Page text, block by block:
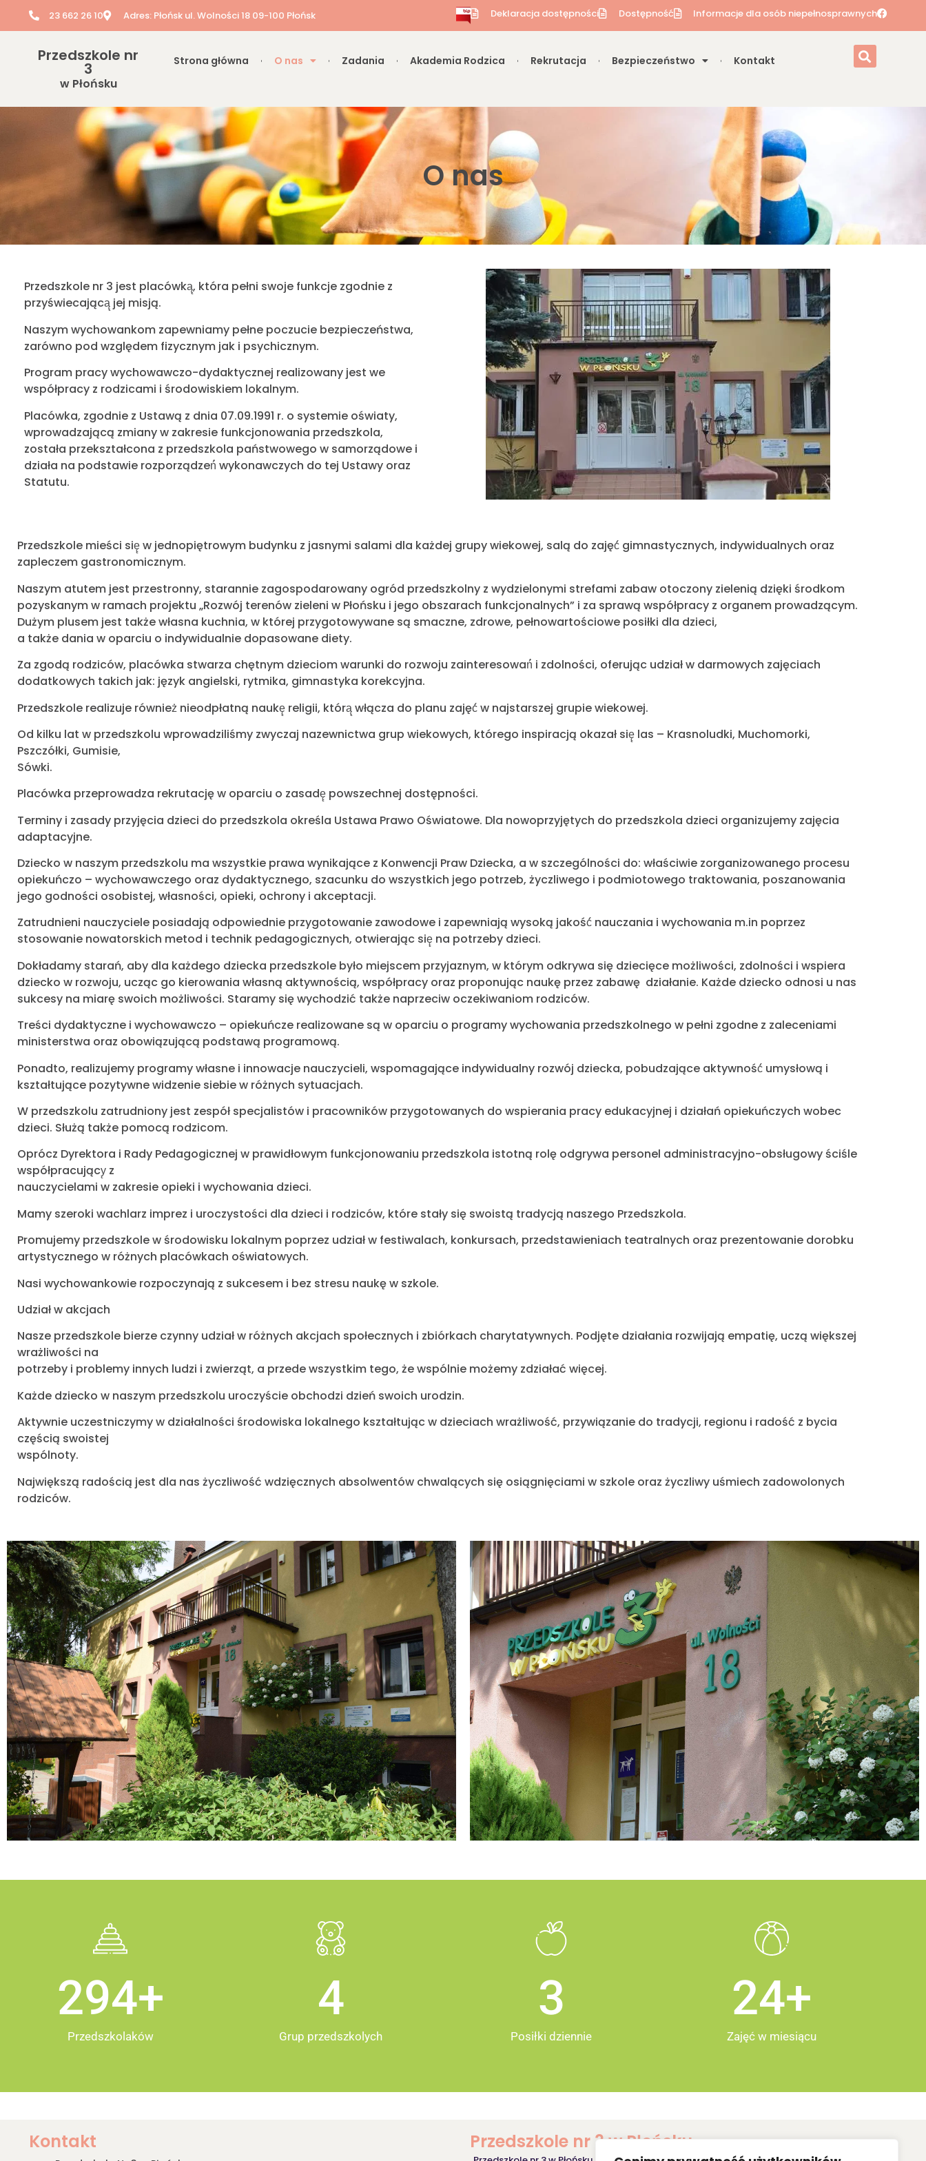
23 662 26 10 Adres: Płońsk ul. Wolności 18 09-100 Płońsk Deklaracja dostępności Dostępność Informacje dla osób niepełnosprawnych
Przedszkole nr
3
w Płońsku
Strona główna O nas Zadania Akademia Rodzica Rekrutacja Bezpieczeństwo Kontakt
O nas
Przedszkole nr 3 jest placówką̨, która pełni swoje funkcje zgodnie z
przyświecającą̨ jej misją.
Naszym wychowankom zapewniamy pełne poczucie bezpieczeństwa,
zarówno pod względem fizycznym jak i psychicznym.
Program pracy wychowawczo-dydaktycznej realizowany jest we
współpracy z rodzicami i środowiskiem lokalnym.
Placówka, zgodnie z Ustawą z dnia 07.09.1991 r. o systemie oświaty,
wprowadzającą zmiany w zakresie funkcjonowania przedszkola,
została przekształcona z przedszkola państwowego w samorządowe i
działa na podstawie rozporządzeń́ wykonawczych do tej Ustawy oraz
Statutu.
Przedszkole mieści się̨ w jednopiętrowym budynku z jasnymi salami dla każdej grupy wiekowej, salą do zajęć́ gimnastycznych, indywidualnych oraz
zapleczem gastronomicznym.
Naszym atutem jest przestronny, starannie zagospodarowany ogród przedszkolny z wydzielonymi strefami zabaw otoczony zielenią dzięki środkom
pozyskanym w ramach projektu „Rozwój terenów zieleni w Płońsku i jego obszarach funkcjonalnych” i za sprawą współpracy z organem prowadzącym.
Dużym plusem jest także własna kuchnia, w której przygotowywane są smaczne, zdrowe, pełnowartościowe posiłki dla dzieci,
a także dania w oparciu o indywidualnie dopasowane diety.
Za zgodą rodziców, placówka stwarza chętnym dzieciom warunki do rozwoju zainteresowań́ i zdolności, oferując udział w darmowych zajęciach
dodatkowych takich jak: język angielski, rytmika, gimnastyka korekcyjna.
Przedszkole realizuje również̇ nieodpłatną naukę̨ religii, którą̨ włącza do planu zajęć́ w najstarszej grupie wiekowej.
Od kilku lat w przedszkolu wprowadziliśmy zwyczaj nazewnictwa grup wiekowych, którego inspiracją okazał się̨ las – Krasnoludki, Muchomorki,
Pszczółki, Gumisie,
Sówki.
Placówka przeprowadza rekrutację w oparciu o zasadę̨ powszechnej dostępności.
Terminy i zasady przyjęcia dzieci do przedszkola określa Ustawa Prawo Oświatowe. Dla nowoprzyjętych do przedszkola dzieci organizujemy zajęcia
adaptacyjne.
Dziecko w naszym przedszkolu ma wszystkie prawa wynikające z Konwencji Praw Dziecka, a w szczególności do: właściwie zorganizowanego procesu
opiekuńczo – wychowawczego oraz dydaktycznego, szacunku do wszystkich jego potrzeb, życzliwego i podmiotowego traktowania, poszanowania
jego godności osobistej, własności, opieki, ochrony i akceptacji.
Zatrudnieni nauczyciele posiadają odpowiednie przygotowanie zawodowe i zapewniają wysoką jakość́ nauczania i wychowania m.in poprzez
stosowanie nowatorskich metod i technik pedagogicznych, otwierając się̨ na potrzeby dzieci.
Dokładamy starań, aby dla każdego dziecka przedszkole było miejscem przyjaznym, w którym odkrywa się dziecięce możliwości, zdolności i wspiera
dziecko w rozwoju, ucząc go kierowania własną aktywnością, współpracy oraz proponując naukę przez zabawę działanie. Każde dziecko odnosi u nas
sukcesy na miarę swoich możliwości. Staramy się wychodzić także naprzeciw oczekiwaniom rodziców.
Treści dydaktyczne i wychowawczo – opiekuńcze realizowane są w oparciu o programy wychowania przedszkolnego w pełni zgodne z zaleceniami
ministerstwa oraz obowiązującą podstawą programową.
Ponadto, realizujemy programy własne i innowacje nauczycieli, wspomagające indywidualny rozwój dziecka, pobudzające aktywność́ umysłową i
kształtujące pozytywne widzenie siebie w różnych sytuacjach.
W przedszkolu zatrudniony jest zespół specjalistów i pracowników przygotowanych do wspierania pracy edukacyjnej i działań opiekuńczych wobec
dzieci. Służą także pomocą rodzicom.
Oprócz Dyrektora i Rady Pedagogicznej w prawidłowym funkcjonowaniu przedszkola istotną rolę odgrywa personel administracyjno-obsługowy ściśle
współpracujący̨ z
nauczycielami w zakresie opieki i wychowania dzieci.
Mamy szeroki wachlarz imprez i uroczystości dla dzieci i rodziców, które stały się swoistą tradycją naszego Przedszkola.
Promujemy przedszkole w środowisku lokalnym poprzez udział w festiwalach, konkursach, przedstawieniach teatralnych oraz prezentowanie dorobku
artystycznego w różnych placówkach oświatowych.
Nasi wychowankowie rozpoczynają z sukcesem i bez stresu naukę w szkole.
Udział w akcjach
Nasze przedszkole bierze czynny udział w różnych akcjach społecznych i zbiórkach charytatywnych. Podjęte działania rozwijają empatię, uczą większej
wrażliwości na
potrzeby i problemy innych ludzi i zwierząt, a przede wszystkim tego, że wspólnie możemy zdziałać więcej.
Każde dziecko w naszym przedszkolu uroczyście obchodzi dzień swoich urodzin.
Aktywnie uczestniczymy w działalności środowiska lokalnego kształtując w dzieciach wrażliwość, przywiązanie do tradycji, regionu i radość z bycia
częścią swoistej
wspólnoty.
Największą radością jest dla nas życzliwość wdzięcznych absolwentów chwalących się osiągnięciami w szkole oraz życzliwy uśmiech zadowolonych
rodziców.
Przedszkolaków
295+
Grup przedszkolych
5
Posiłki dziennie
4
Zajęć w miesiącu
25+
Kontakt Przedszkole nr 3 w Płońsku